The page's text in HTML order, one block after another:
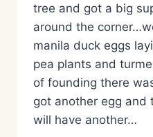
tree and got a big
around the
manila duck eggs
pea plants and
of founding there
got another egg
will have another…